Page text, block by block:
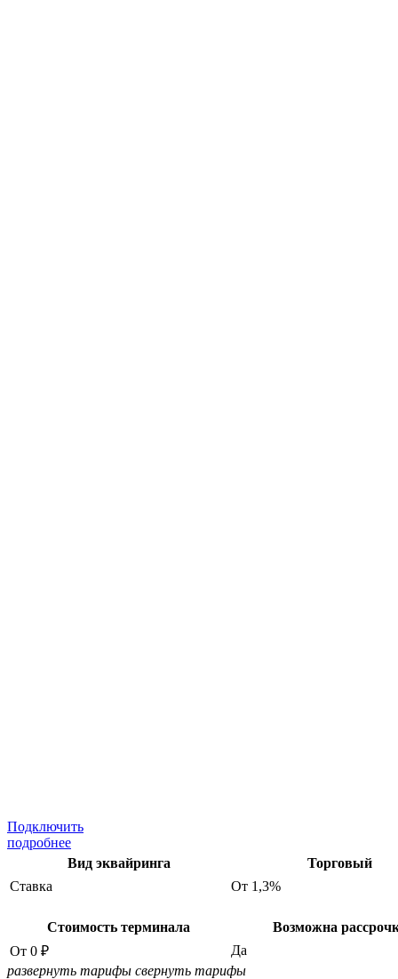
Подключить
подробнее
Вид эквайринга
Торговый
Ставка
От 1,3%
Стоимость терминала
Возможна
От 0 ₽
Да
развернуть тарифы свернуть тарифы